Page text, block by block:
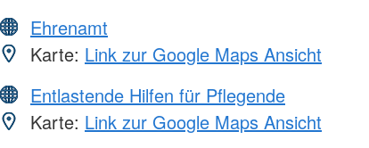
Ehrenamt
Karte: Link zur Google Maps Ansicht
Entlastende Hilfen für Pflegende
Karte: Link zur Google Maps Ansicht